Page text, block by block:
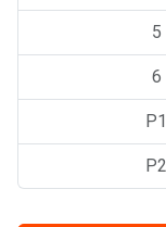
5
6
P1
P2